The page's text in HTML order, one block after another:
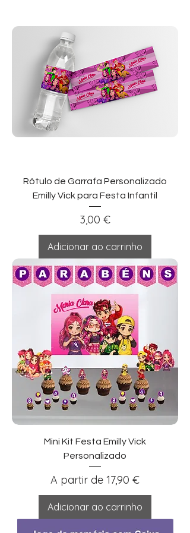
Rótulo de Garrafa Personalizado
Emilly Vick para Festa Infantil
Preço
3,00 €
Adicionar ao carrinho
Mini Kit Festa Emilly Vick
Personalizado
A partir de 17,90 €
Preço promocional
Adicionar ao carrinho